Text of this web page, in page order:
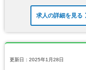
求人の詳細を見る
更新日：2025年1月28日